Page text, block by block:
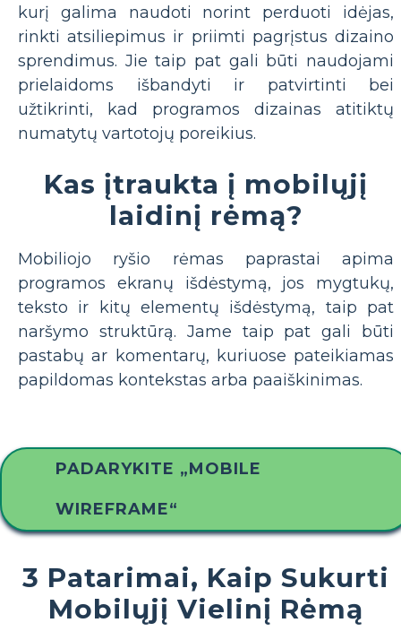
kurį galima naudoti norint perduoti idėjas,
rinkti atsiliepimus ir priimti pagrįstus dizaino
sprendimus. Jie taip pat gali būti naudojami
prielaidoms išbandyti ir patvirtinti bei
užtikrinti, kad programos dizainas atitiktų
numatytų vartotojų poreikius.
Kas įtraukta į mobilųjį
laidinį rėmą?
Mobiliojo ryšio rėmas paprastai apima
programos ekranų išdėstymą, jos mygtukų,
teksto ir kitų elementų išdėstymą, taip pat
naršymo struktūrą. Jame taip pat gali būti
pastabų ar komentarų, kuriuose pateikiamas
papildomas kontekstas arba paaiškinimas.
PADARYKITE „MOBILE
WIREFRAME“
3 Patarimai, Kaip Sukurti
Mobilųjį Vielinį Rėmą